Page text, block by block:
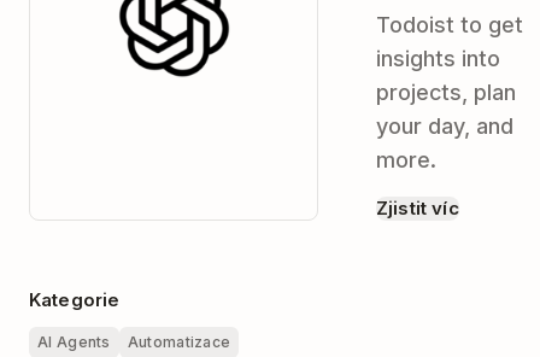
Todoist to get
insights into
projects, plan
your day, and
more.
Zjistit víc
Kategorie
AI Agents Automatizace